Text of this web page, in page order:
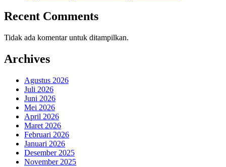
Recent Comments
Tidak ada komentar untuk ditampilkan.
Archives
Agustus 2026
Juli 2026
Juni 2026
Mei 2026
April 2026
Maret 2026
Februari 2026
Januari 2026
Desember 2025
November 2025